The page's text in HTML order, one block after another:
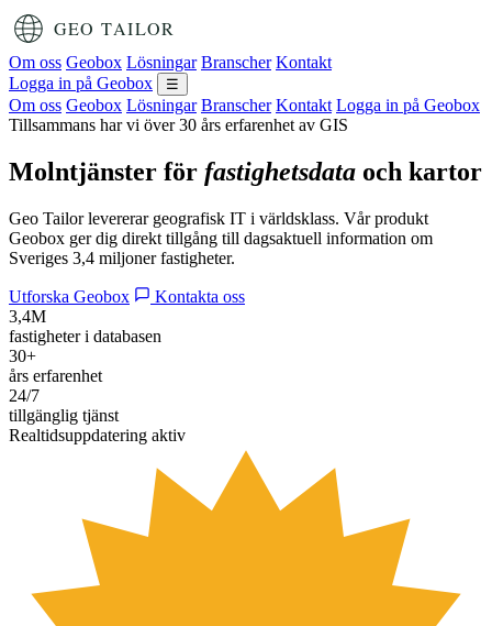
Om oss Geobox Lösningar Branscher Kontakt
Logga in på Geobox
☰
Om oss Geobox Lösningar Branscher Kontakt Logga in på Geobox
Tillsammans har vi över 30 års erfarenhet av GIS
Molntjänster för fastighetsdata och kartor
Geo Tailor levererar geografisk IT i världsklass. Vår produkt
Geobox ger dig direkt tillgång till dagsaktuell information om
Sveriges 3,4 miljoner fastigheter.
Utforska Geobox
Kontakta oss
3,4M
fastigheter i databasen
30+
års erfarenhet
24/7
tillgänglig tjänst
Realtidsuppdatering aktiv